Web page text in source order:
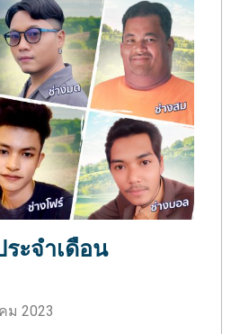
ะจำเดือน
ม 2023